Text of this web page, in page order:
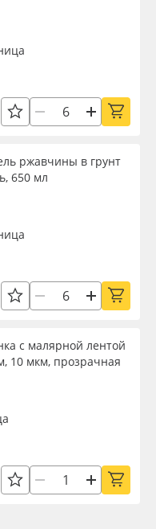
ржавчины в грунт
650 мл
с малярной лентой
10 мкм, прозрачная